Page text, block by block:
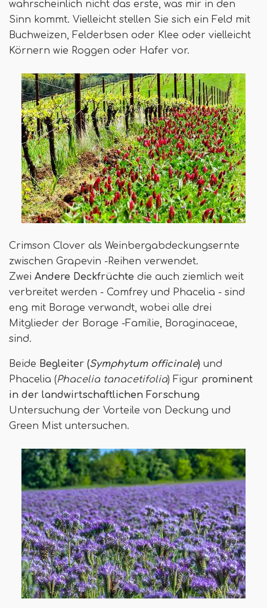
wahrscheinlich nicht das erste, was mir in den
Sinn kommt. Vielleicht stellen Sie sich ein Feld mit
Buchweizen, Felderbsen oder Klee oder vielleicht
Körnern wie Roggen oder Hafer vor.
Crimson Clover als Weinbergabdeckungsernte
zwischen Grapevin -Reihen verwendet.
Zwei Andere Deckfrüchte die auch ziemlich weit
verbreitet werden - Comfrey und Phacelia - sind
eng mit Borage verwandt, wobei alle drei
Mitglieder der Borage -Familie, Boraginaceae,
sind.
Beide Begleiter (Symphytum officinale) und
Phacelia (Phacelia tanacetifolia) Figur prominent
in der landwirtschaftlichen Forschung
Untersuchung der Vorteile von Deckung und
Green Mist untersuchen.